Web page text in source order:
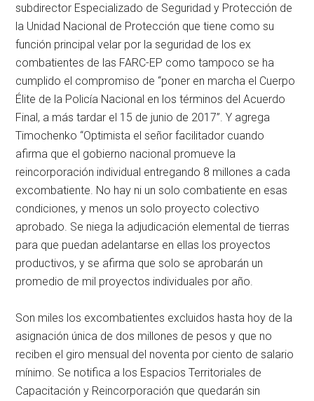
subdirector Especializado de Seguridad y Protección de
la Unidad Nacional de Protección que tiene como su
función principal velar por la seguridad de los ex
combatientes de las FARC-EP como tampoco se ha
cumplido el compromiso de “poner en marcha el Cuerpo
Élite de la Policía Nacional en los términos del Acuerdo
Final, a más tardar el 15 de junio de 2017”. Y agrega
Timochenko “Optimista el señor facilitador cuando
afirma que el gobierno nacional promueve la
reincorporación individual entregando 8 millones a cada
excombatiente. No hay ni un solo combatiente en esas
condiciones, y menos un solo proyecto colectivo
aprobado. Se niega la adjudicación elemental de tierras
para que puedan adelantarse en ellas los proyectos
productivos, y se afirma que solo se aprobarán un
promedio de mil proyectos individuales por año.
Son miles los excombatientes excluidos hasta hoy de la
asignación única de dos millones de pesos y que no
reciben el giro mensual del noventa por ciento de salario
mínimo. Se notifica a los Espacios Territoriales de
Capacitación y Reincorporación que quedarán sin